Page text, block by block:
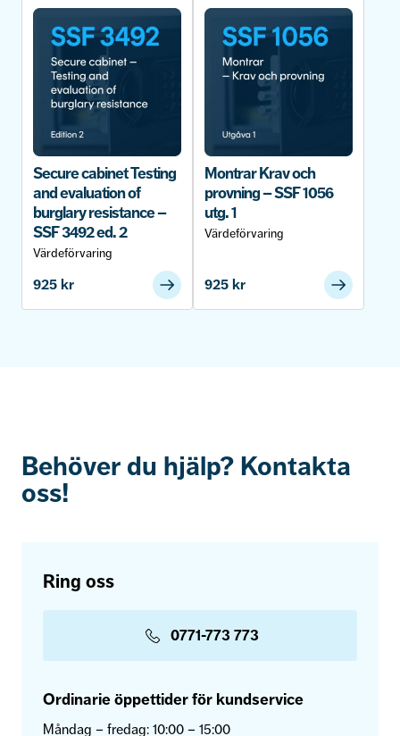
Secure cabinet Testing
and evaluation of
burglary resistance –
SSF 3492 ed. 2
Värdeförvaring
925 kr
Montrar Krav och
provning – SSF 1056
utg. 1
Värdeförvaring
925 kr
Behöver du hjälp? Kontakta
oss!
Ring oss
0771-773 773
Ordinarie öppettider för kundservice
Måndag – fredag: 10:00 – 15:00